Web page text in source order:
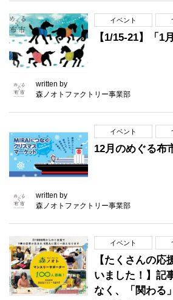
イベント
【1/15-21】「1
written by
森ノオトファクトリー事業部
イベント
12月のめぐる布
written by
森ノオトファクトリー事業部
イベント
【たくさんの
いました！】記
なく、「関わる